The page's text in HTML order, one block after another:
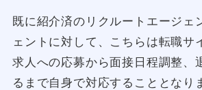
既に紹介済のリクルートエージェ
ェントに対して、こちらは転職サ
求人への応募から面接日程調整、
るまで自身で対応することとなり